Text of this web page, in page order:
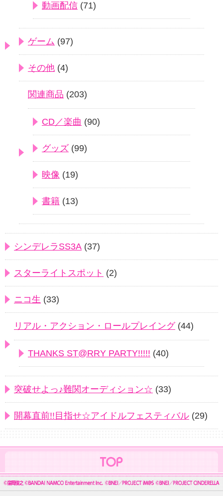
動画配信 (71)
ゲーム (97)
その他 (4)
関連商品 (203)
CD／楽曲 (90)
グッズ (99)
映像 (19)
書籍 (13)
シンデレラSS3A (37)
スターライトスポット (2)
ニコ生 (33)
リアル・アクション・ロールプレイング(44)
THANKS ST@RRY PARTY!!!!! (40)
突破せよっ♪難関オーディション☆ (33)
開幕直前!!目指せ☆アイドルフェスティバル (29)